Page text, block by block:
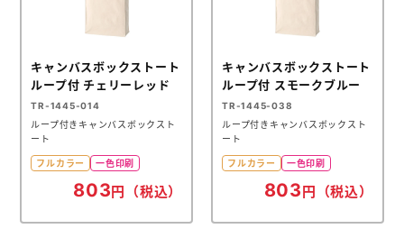
キャンバスボックストート
ループ付 チェリーレッド
TR-1445-014
ループ付きキャンバスボックスト
ート
フルカラー 一色印刷
803円（税込）
キャンバスボックストート
ループ付 スモークブルー
TR-1445-038
ループ付きキャンバスボックスト
ート
フルカラー 一色印刷
803円（税込）